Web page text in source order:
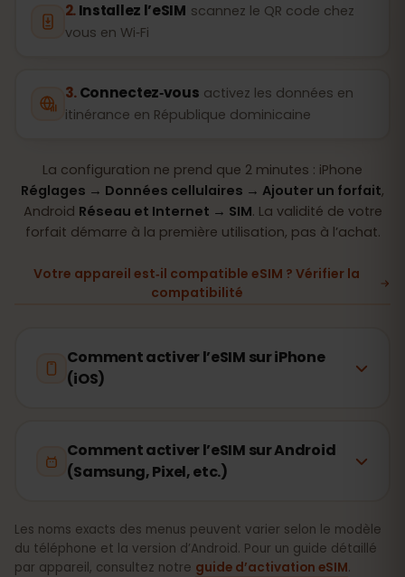
Installez l’eSIM scannez le QR code chez
vous en Wi‑Fi
Connectez‑vous activez les données en
itinérance en République dominicaine
La configuration ne prend que 2 minutes : iPhone
Réglages → Données cellulaires → Ajouter un forfait,
Android Réseau et Internet → SIM. La validité de votre
forfait démarre à la première utilisation, pas à l’achat.
Votre appareil est‑il compatible eSIM ? Vérifier la
compatibilité
Comment activer l’eSIM sur iPhone
(iOS)
Comment activer l’eSIM sur Android
(Samsung, Pixel, etc.)
Les noms exacts des menus peuvent varier selon le modèle
du téléphone et la version d’Android. Pour un guide détaillé
par appareil, consultez notre guide d’activation eSIM.